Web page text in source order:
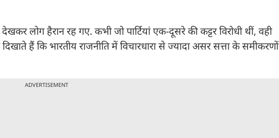
लोग हैरान रह गए. कभी जो पार्टियां एक-दूसरे की कट्टर विरोधी थीं, वही
हैं कि भारतीय राजनीति में विचारधारा से ज्यादा असर सत्ता के समीकरणों
ADVERTISEMENT